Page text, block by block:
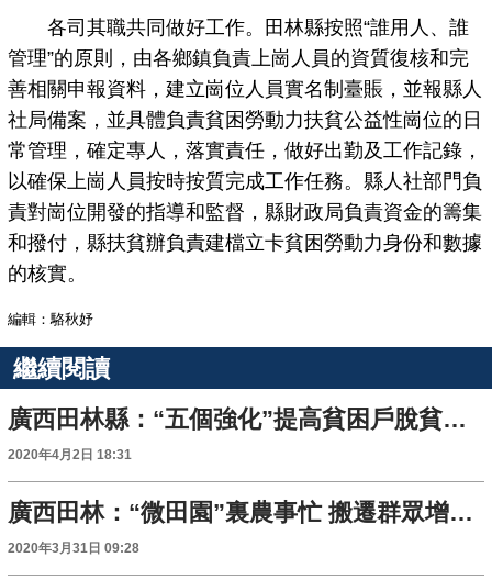
各司其職共同做好工作。田林縣按照“誰用人、誰
管理”的原則，由各鄉鎮負責上崗人員的資質復核和完
善相關申報資料，建立崗位人員實名制臺賬，並報縣人
社局備案，並具體負責貧困勞動力扶貧公益性崗位的日
常管理，確定專人，落實責任，做好出勤及工作記錄，
以確保上崗人員按時按質完成工作任務。縣人社部門負
責對崗位開發的指導和監督，縣財政局負責資金的籌集
和撥付，縣扶貧辦負責建檔立卡貧困勞動力身份和數據
的核實。
編輯：駱秋妤
繼續閱讀
廣西田林縣：“五個強化”提高貧困戶脫貧品質
2020年4月2日 18:31
廣西田林：“微田園”裏農事忙 搬遷群眾增收有望
2020年3月31日 09:28